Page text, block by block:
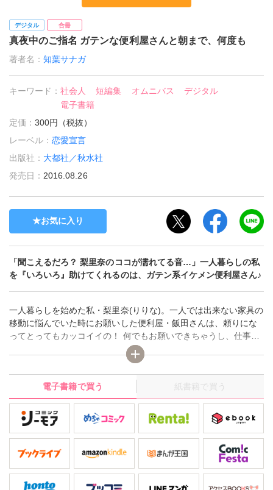
デジタル 合冊
真夜中のご指名 ガテンな便利屋さんと朝まで、何度も
著者名：知葉サナガ
キーワード：社会人 短編集 オムニバス
デジタル
電子書籍
定価：300円（税抜）
レーベル：恋愛宣言
出版社： 大都社／秋水社
発売日： 2016.08.26
お気に入り
「聞こえるだろ？ 梨里奈のココが濡れてる音…」一人暮らしの私
を『いろいろ』助けてくれるのは、ガテン系イケメン便利屋さん♪
一人暮らしを始めた私・梨里奈(りりな)。一人では出来ない家具の
移動に悩んでいた時にお願いした便利屋・飯田さんは、頼りにな
ってとってもカッコイイの！ 何でもお願いできちゃうし、仕事以
外も…!? 「二人きりの部屋で、俺がどんな思いで理性保ってたか
分かってる？」って、どうしよう…普段クールな飯田さんに、こ
んなえっちなキスされちゃってるよぉ～☆ 表題作ほか、『図書室
で声を抑えて～年下カレの欲望～』も収録したオムニバス！
電子書籍で買う 紙書籍で買う